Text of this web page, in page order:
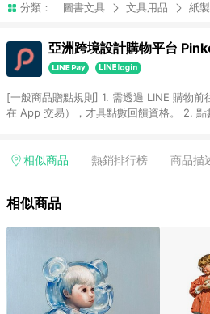
分類： 圖書文具 文具用品 紙
亞洲跨境設計購物平台
[一般商品贈點規則] 1. 需透過 LINE 購物
在 App 交易），才具點數回饋資格。 2.
格，部分退款不在此限。 6. APP 請更新
使用規則請以點數紅包活動說明為準。 11.
相似商品 熱銷排行榜 商品描
相似商品